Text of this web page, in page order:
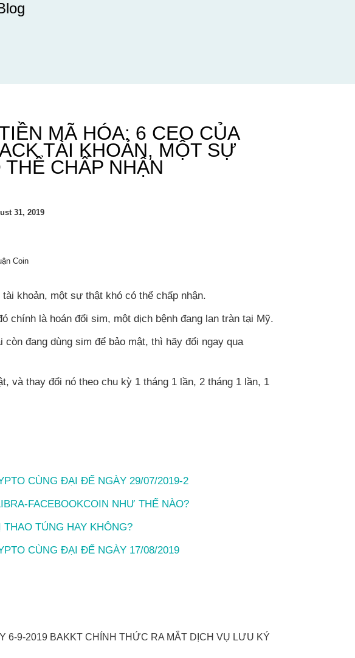
MÃ HÓA: 6 CEO CỦA
TÀI KHOẢN, MỘT SỰ
CHẤP NHẬN
31, 2019
Coin
khoản, một sự thật khó có thể chấp nhận.
chính là hoán đổi sim, một dịch bệnh đang lan tràn tại Mỹ.
còn đang dùng sim để bảo mật, thì hãy đổi ngay qua
và thay đổi nó theo chu kỳ 1 tháng 1 lần, 2 tháng 1 lần, 1
CÙNG ĐẠI ĐẾ NGÀY 29/07/2019-2
FACEBOOKCOIN NHƯ THẾ NÀO?
TÚNG HAY KHÔNG?
CÙNG ĐẠI ĐẾ NGÀY 17/08/2019
6-9-2019 BAKKT CHÍNH THỨC RA MẮT DỊCH VỤ LƯU KÝ